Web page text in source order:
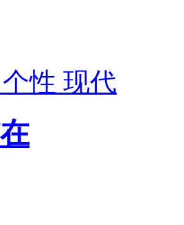
个性 现代